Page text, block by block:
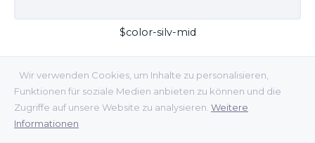
Wir verwenden Cookies, um Inhalte zu personalisieren,
Funktionen für soziale Medien anbieten zu können und die
Zugriffe auf unsere Website zu analysieren. Weitere
Informationen
$color-silv-mid